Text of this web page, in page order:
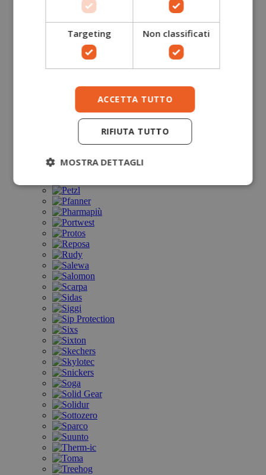
Targeting Non classificati
ACCETTA TUTTO
RIFIUTA TUTTO
MOSTRA DETTAGLI